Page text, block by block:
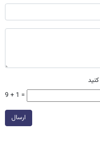
9 + 1 =
ارسال